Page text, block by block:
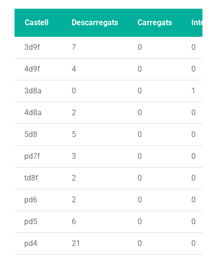
Castell Descarregats Carregats Intents
3d9f 7 0 0
4d9f 4 0 0
3d8a 0 0 1
4d8a 2 0 0
5d8 5 0 0
pd7f 3 0 0
td8f 2 0 0
pd6 2 0 0
pd5 6 0 0
pd4 21 0 0